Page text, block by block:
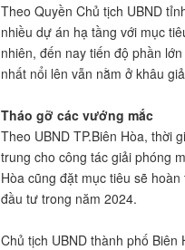
Theo Quyền Chủ tịch UBND
nhiều dự án hạ tầng với mục
nhiên, đến nay tiến độ phần
nhất nổi lên vẫn nằm ở khâu
Tháo gỡ các vướng mắc
Theo UBND TP.Biên Hòa, thời
trung cho công tác giải phóng
Hòa cũng đặt mục tiêu sẽ
đầu tư trong năm 2024.
Chủ tịch UBND thành phố